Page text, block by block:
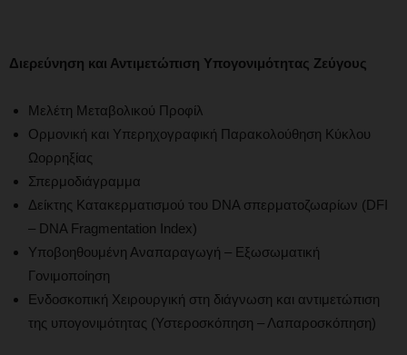
Διερεύνηση και Αντιμετώπιση Υπογονιμότητας Ζεύγους
Μελέτη Μεταβολικού Προφίλ
Ορμονική και Υπερηχογραφική Παρακολούθηση Κύκλου
Ωορρηξίας
Σπερμοδιάγραμμα
Δείκτης Κατακερματισμού του DNA σπερματοζωαρίων (DFI
– DNA Fragmentation Index)
Υποβοηθουμένη Αναπαραγωγή – Εξωσωματική
Γονιμοποίηση
Ενδοσκοπική Χειρουργική στη διάγνωση και αντιμετώπιση
της υπογονιμότητας (Υστεροσκόπηση – Λαπαροσκόπηση)